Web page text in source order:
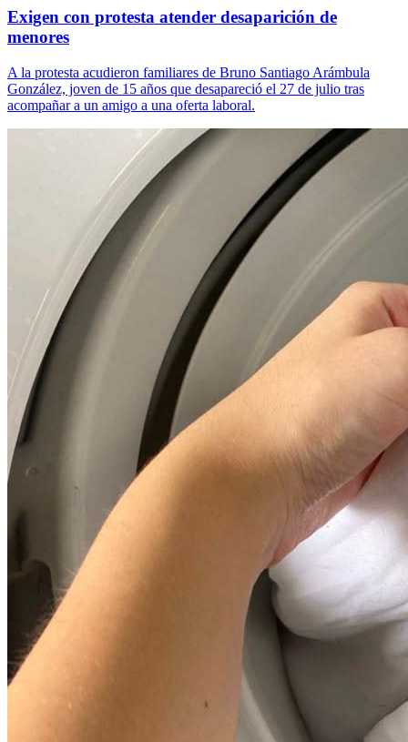
Exigen con protesta atender desaparición de
menores
A la protesta acudieron familiares de Bruno Santiago Arámbula
González, joven de 15 años que desapareció el 27 de julio tras
acompañar a un amigo a una oferta laboral.